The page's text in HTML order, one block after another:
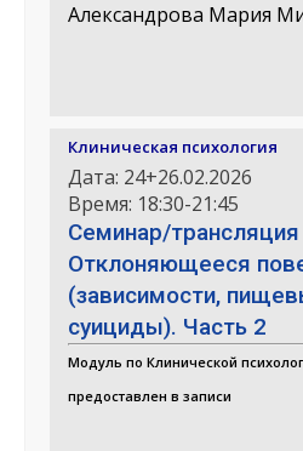
Александрова Мария
Клиническая психология
Дата: 24+26.02.2026
Время: 18:30-21:45
Семинар/трансляция
Отклоняющееся
(зависимости,
суициды). Часть 2
Модуль по Клинической
предоставлен в записи